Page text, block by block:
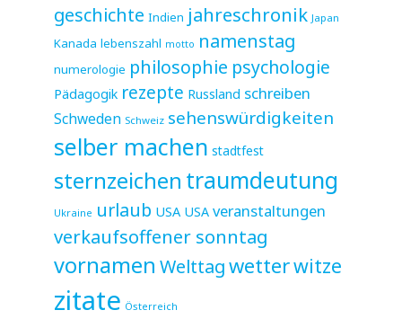
geschichte Indien jahreschronik Japan
Kanada lebenszahl motto namenstag
numerologie philosophie psychologie
Pädagogik rezepte Russland schreiben
Schweden Schweiz sehenswürdigkeiten
selber machen stadtfest
sternzeichen traumdeutung
Ukraine urlaub USA USA veranstaltungen
verkaufsoffener sonntag
vornamen Welttagwetterwitze
zitate Österreich